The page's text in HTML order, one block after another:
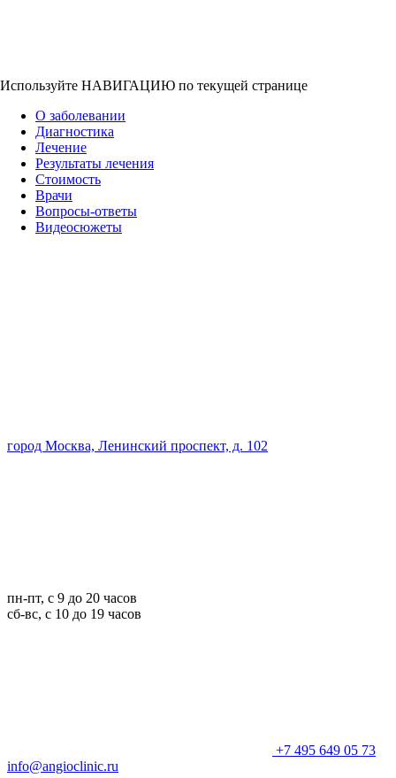
город Москва, Ленинский проспект, д. 102
пн-пт, с 9 до 20 часов
сб-вс, с 10 до 19 часов
+7 495 649 05 73
info@angioclinic.ru
Используйте НАВИГАЦИЮ по текущей странице
О заболевании
Диагностика
Лечение
Результаты лечения
Стоимость
Врачи
Вопросы-ответы
Видеосюжеты